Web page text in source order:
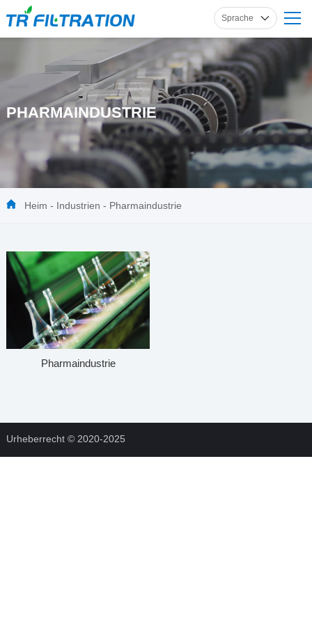
Sprache
Englisch
Russisch
Französisch
Spanisch
Deutsch
PHARMAINDUSTRIE
Heim - Industrien - Pharmaindustrie
Pharmaindustrie
Urheberrecht © 2020-2025